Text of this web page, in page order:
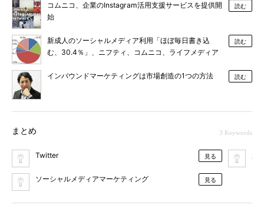
コムニコ、企業のInstagram活用支援サービスを提供開
始
読む
新成人のソーシャルメディア利用「ほぼ毎日書き込
む、30.4％」、ニフティ、コムニコ、ライフメディア
読む
インバウンドマーケティングは市場創造の1つの方法 読む
まとめ 3 Keywords
Twitter 見る
ソーシャルメディアマーケティング 見る